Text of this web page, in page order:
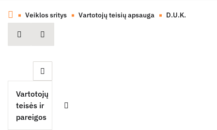
Veiklos sritys Vartotojų teisių apsauga D.U.K.
spausdintiDalintis
Uždaryti šoninę navigaciją
Vartotojų
teisės ir
pareigos